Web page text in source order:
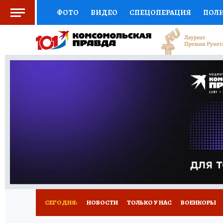
ФОТО ВИДЕО СПЕЦОПЕРАЦИЯ
СОЦПОДДЕРЖКА НАУКА СПОРТ
ВЫБОР ЭКСПЕРТОВ ДОКТОР
ПРОГНОЗЫ НА СПОРТ
ОБЪЯВЛЕНИЯ
СЕГОДНЯ: НОВОСТИ ТОЛЬКО У НАС ВОЕНКОРЫ